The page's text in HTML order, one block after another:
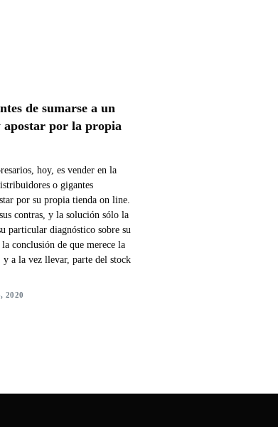
de sumarse a un
por la propia
hoy, es vender en la
o gigantes
por su propia tienda on line.
contras, y la solución sólo la
particular diagnóstico sobre su
conclusión de que merece la
a la vez llevar, parte del stock
2020